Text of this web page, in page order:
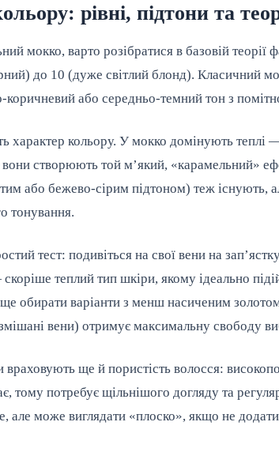
рівні, підтони та
мокко, варто розібратися в базовій
до 10 (дуже світлий блонд). Класичний
коричневий або середньо-темний тон з
характер кольору. У мокко домінують теплі
створюють той м’який, «карамельний»
або бежево-сірим підтоном) теж існують,
тонування.
тест: подивіться на свої вени на
теплий тип шкіри, якому ідеально
обирати варіанти з менш насиченим
вени) отримує максимальну свободу
ще й пористість волосся:
тому потребує щільнішого догляду та
але може виглядати «плоско», якщо не